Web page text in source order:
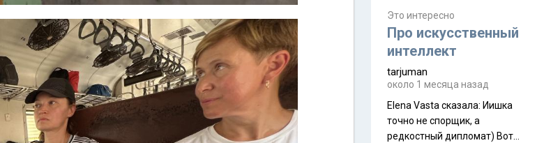
комплектации составляет
около 845 г. Палатка весит
менее
южной тайги
Это интересно
Про искусственный
интеллект
tarjuman
около 1 месяца назад
Elena Vasta сказалa: Иишка
точно не спорщик, а
редкостный дипломат) Вот,